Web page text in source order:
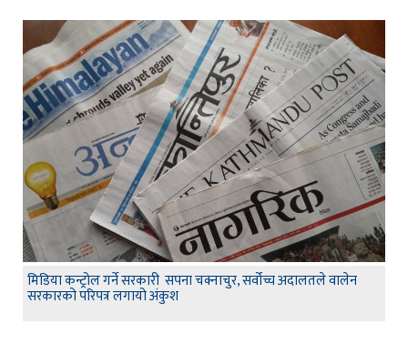
मिडिया कन्ट्रोल गर्ने सरकारी सपना चक्नाचुर, सर्वोच्च अदालतले वालेन
सरकारको परिपत्र लगायो अंकुश